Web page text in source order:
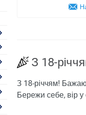
З 18-
З 18-річчям! Бажаю
Бережи себе, вір у